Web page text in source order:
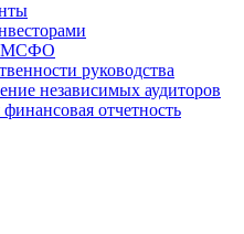
МСФО
руководства
независимых аудиторов
отчетность